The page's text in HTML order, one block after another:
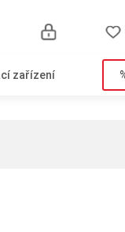
zařízení